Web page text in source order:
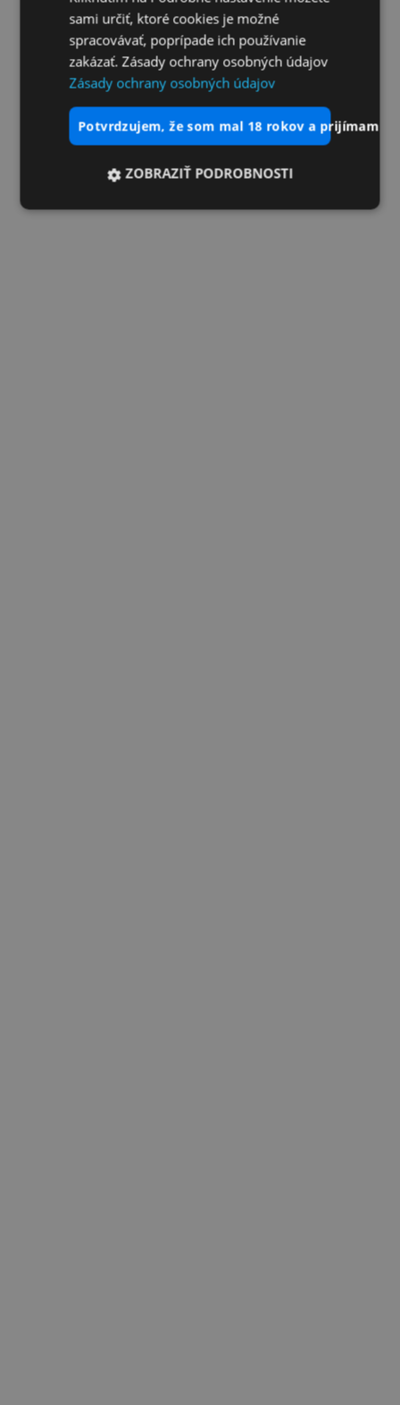
sami určiť, ktoré cookies je možné
spracovávať, poprípade ich používanie
zakázať. Zásady ochrany osobných údajov
Zásady ochrany osobných údajov
potvrdzujem, že som mal 18 rokov a prijímam
ZOBRAZIŤ PODROBNOSTI